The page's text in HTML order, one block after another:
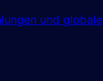
und globale